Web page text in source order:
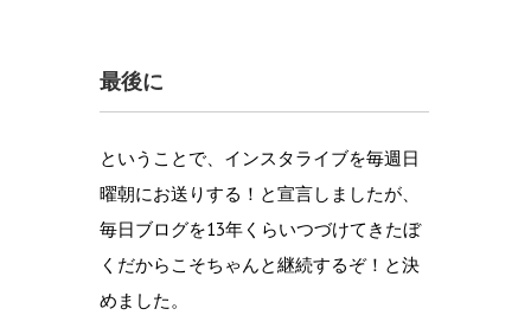
最後に
ということで、インスタライブを毎週日
曜朝にお送りする！と宣言しましたが、
毎日ブログを13年くらいつづけてきたぼ
くだからこそちゃんと継続するぞ！と決
めました。